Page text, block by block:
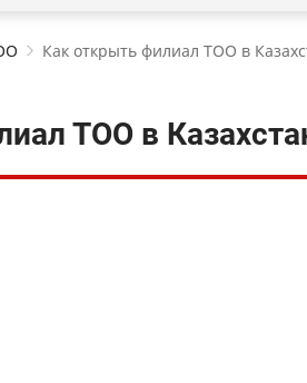
Как открыть филиал ТОО в
ТОО в